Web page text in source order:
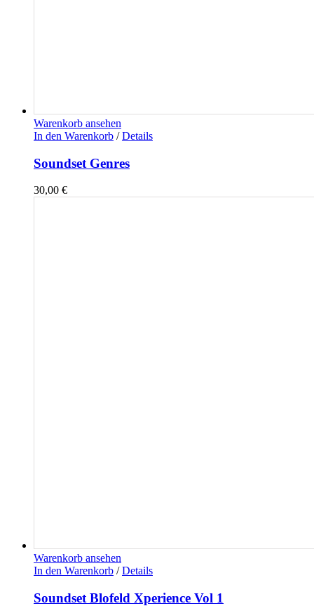
Warenkorb ansehen
In den Warenkorb / Details
Soundset Genres
30,00 €
Warenkorb ansehen
In den Warenkorb / Details
Soundset Blofeld Xperience Vol 1